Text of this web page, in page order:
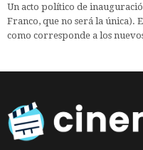
Un acto político de
Franco, que no será la única).
como corresponde a los